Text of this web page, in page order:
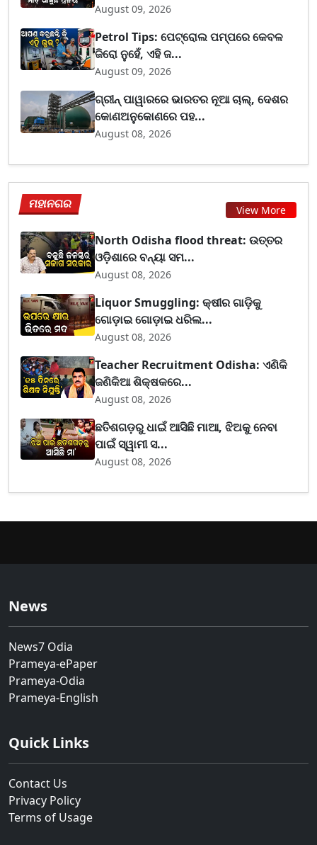
August 09, 2026
Petrol Tips: ପେଟ୍ରୋଲ ପମ୍ପରେ କେବଳ
ଜିରୋ ନୁହେଁ, ଏହି ଜ...
August 09, 2026
ଗ୍ରୀନ୍ ପାୱାରରେ ଭାରତର ନୂଆ ଚାଲ୍, ଦେଶର
କୋଣଅନୁକୋଣରେ ପହ...
August 08, 2026
ମହାନଗର View More
North Odisha flood threat: ଉତ୍ତର
ଓଡ଼ିଶାରେ ବନ୍ୟା ସମ...
August 08, 2026
Liquor Smuggling: କ୍ଷୀର ଗାଡ଼ିକୁ
ଗୋଡ଼ାଇ ଗୋଡ଼ାଇ ଧରିଲ...
August 08, 2026
Teacher Recruitment Odisha: ଏଣିକି
ଜଣିକିଆ ଶିକ୍ଷକରେ...
August 08, 2026
ଛତିଶଗଡ଼ରୁ ଧାଇଁ ଆସିଛି ମାଆ, ଝିଅକୁ ନେବା
ପାଇଁ ସ୍ୱାମୀ ସ...
August 08, 2026
News
News7 Odia
Prameya-ePaper
Prameya-Odia
Prameya-English
Quick Links
Contact Us
Privacy Policy
Terms of Usage